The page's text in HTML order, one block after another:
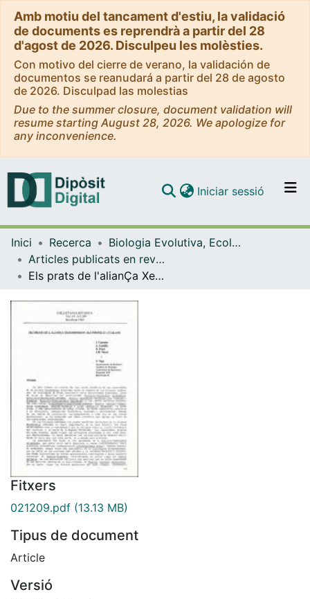
Amb motiu del tancament d'estiu, la validació
de documents es reprendrà a partir del 28
d'agost de 2026. Disculpeu les molèsties.
Con motivo del cierre de verano, la validación de
documentos se reanudará a partir del 28 de agosto
de 2026. Disculpad las molestias
Due to the summer closure, document validation will
resume starting August 28, 2026. We apologize for
any inconvenience.
Navega per tot el DD
Com publicar
Iniciar sessió (current)
Inici Recerca
Biologia Evolutiva, Ecologia i Ciències Ambientals
Articles publicats en revistes (Biologia Evolutiva, Ecologia i Ciències Ambientals)
Els prats de l'alianÇa Xerobromion als Pirineus Catalans
Fitxers
021209.pdf (13.13 MB)
Tipus de document
Article
Versió